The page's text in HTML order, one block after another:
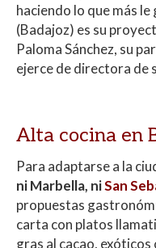
haciendo lo que más
(Badajoz) es su
Paloma Sánchez, su
ejerce de directora de
Alta cocina en
Para adaptarse a la
ni Marbella, niSan
propuestas
carta con platos
gras al cacao,